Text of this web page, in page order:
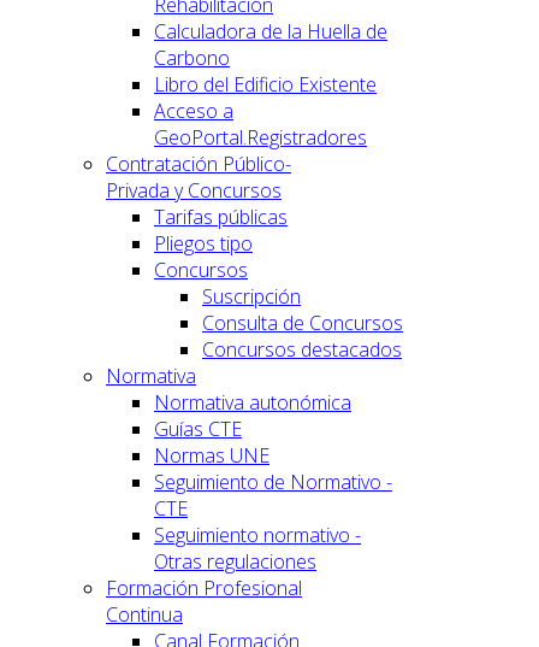
Calculadora de la Huella de
Carbono
Libro del Edificio Existente
Acceso a
GeoPortal.Registradores
Contratación Público-
Privada y Concursos
Tarifas públicas
Pliegos tipo
Concursos
Suscripción
Consulta de Concursos
Concursos destacados
Normativa
Normativa autonómica
Guías CTE
Normas UNE
Seguimiento de Normativo -
CTE
Seguimiento normativo -
Otras regulaciones
Formación Profesional
Continua
Canal Formación